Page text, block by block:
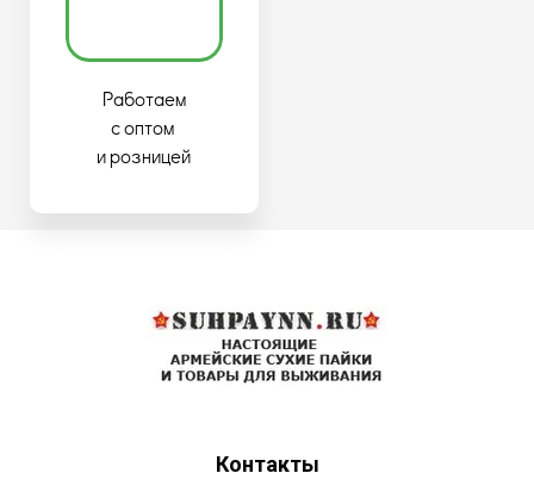
Работаем
с оптом
и розницей
Контакты